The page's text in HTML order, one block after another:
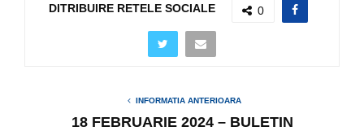
DITRIBUIRE RETELE SOCIALE 0
INFORMATIA ANTERIOARA
18 FEBRUARIE 2024 – BULETIN